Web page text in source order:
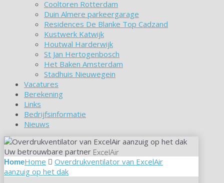
Cooltoren Rotterdam
Duin Almere parkeergarage
Residences De Blanke Top Cadzand
Kustwerk Katwijk
Houtwal Harderwijk
St Jan Hertogenbosch
Het Baken Amsterdam
Stadhuis Nieuwegein
Vacatures
Berekening
Links
Bedrijfsinformatie
Nieuws
Uw betrouwbare partner ExcelAir
Home
Overdrukventilator van ExcelAir
aanzuig op het dak